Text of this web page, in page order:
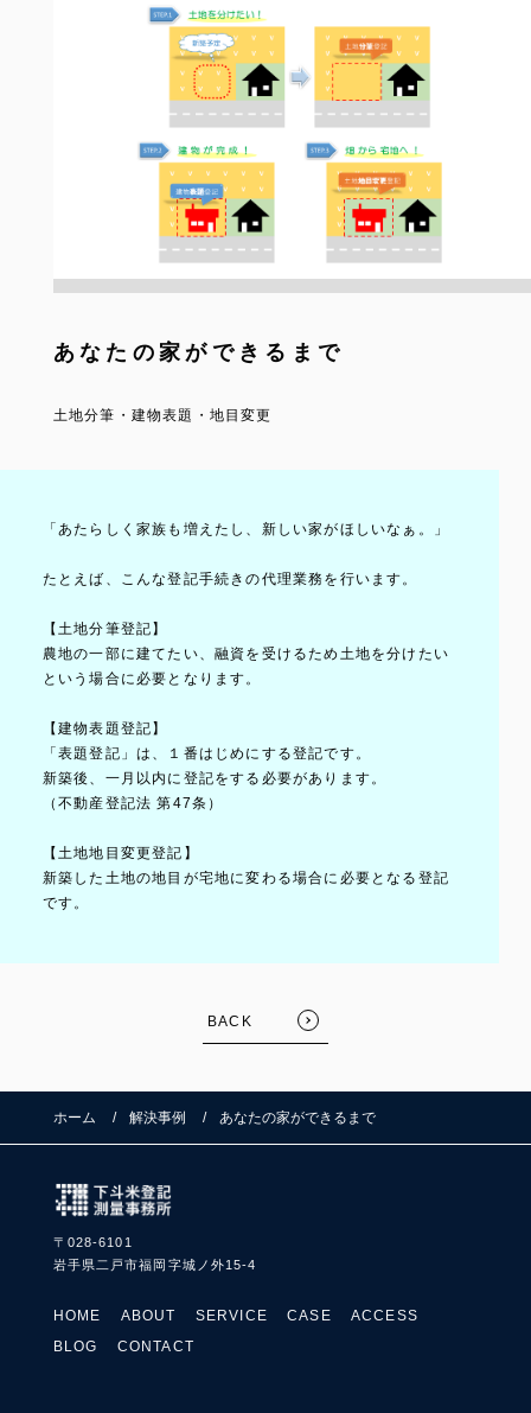
あなたの家ができるまで
土地分筆・建物表題・地目変更
「あたらしく家族も増えたし、新しい家がほしいなぁ。」
たとえば、こんな登記手続きの代理業務を行います。
【土地分筆登記】
農地の一部に建てたい、融資を受けるため土地を分けたい
という場合に必要となります。
【建物表題登記】
「表題登記」は、１番はじめにする登記です。
新築後、一月以内に登記をする必要があります。
（不動産登記法 第47条）
【土地地目変更登記】
新築した土地の地目が宅地に変わる場合に必要となる登記
です。
BACK
ホーム 解決事例 あなたの家ができるまで
〒028-6101
岩手県二戸市福岡字城ノ外15-4
HOME ABOUT SERVICE CASE
ACCESS
BLOG
CONTACT